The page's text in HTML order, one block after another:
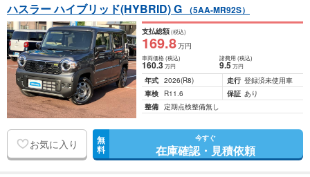
ハスラー ハイブリッド(HYBRID) G （5AA-MR92S）
支払総額(税込)
169.8万円
車両価格(税込)
160.3万円
諸費用 (税込)
9.5 万円
年式 2026(R8) 走行 登録済未使用車
車検
R11.6 保証 あり
整備 定期点検整備無し
お気に入り 無
料
今すぐ
在庫確認・見積依頼